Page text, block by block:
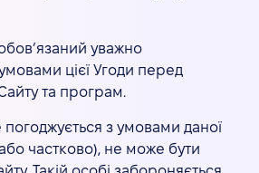
уважно
цієї Угоди перед
та програм.
погоджується з умовами даної
частково), не може бути